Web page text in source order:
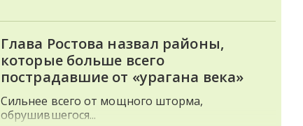
Глава Ростова назвал районы,
которые больше всего
пострадавшие от «урагана века»
Сильнее всего от мощного шторма,
обрушившегося...